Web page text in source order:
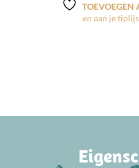
TOEVOEGEN